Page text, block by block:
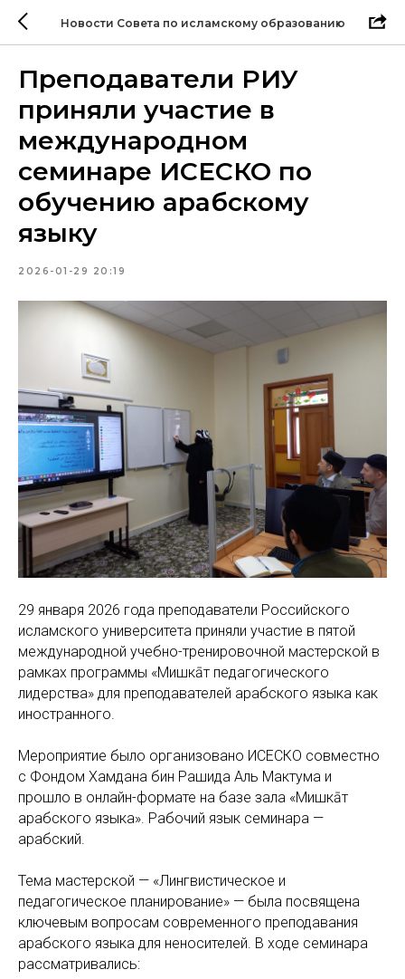
Новости Совета по исламскому образованию
Преподаватели РИУ
приняли участие в
международном
семинаре ИСЕСКО по
обучению арабскому
языку
2026-01-29 20:19
29 января 2026 года преподаватели Российского
исламского университета приняли участие в пятой
международной учебно-тренировочной мастерской в
рамках программы «Мишкāт педагогического
лидерства» для преподавателей арабского языка как
иностранного.
Мероприятие было организовано ИСЕСКО совместно
с Фондом Хамдана бин Рашида Аль Мактума и
прошло в онлайн-формате на базе зала «Мишкāт
арабского языка». Рабочий язык семинара —
арабский.
Тема мастерской — «Лингвистическое и
педагогическое планирование» — была посвящена
ключевым вопросам современного преподавания
арабского языка для неносителей. В ходе семинара
рассматривались: